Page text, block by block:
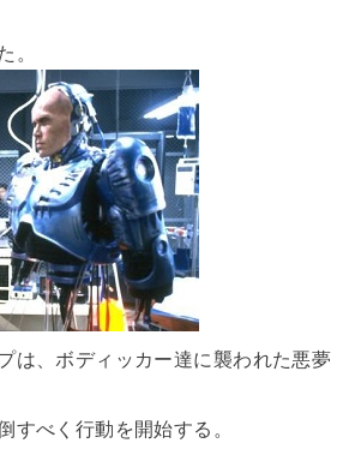
は、ボディッカー達に襲われた悪夢
すべく行動を開始する。